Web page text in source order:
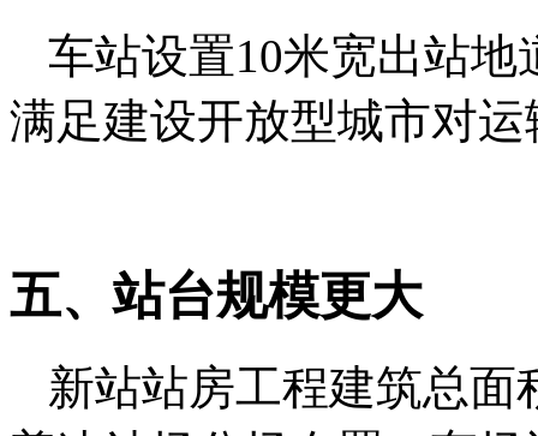
车站设置10米宽出站地
满足建设开放型城市对
五、站台规模更大
新站站房工程建筑总面